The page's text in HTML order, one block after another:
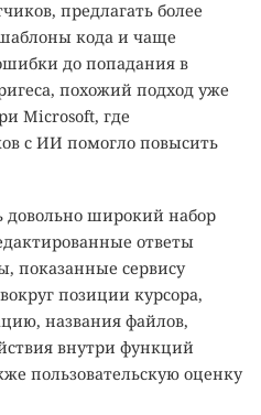
предлагать более
кода и чаще
до попадания в
похожий подход уже
Microsoft, где
с ИИ помогло повысить
довольно широкий набор
ответы
показанные сервису
позиции курсора,
названия файлов,
внутри функций
пользовательскую оценку